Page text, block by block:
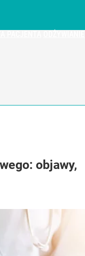
objawy,